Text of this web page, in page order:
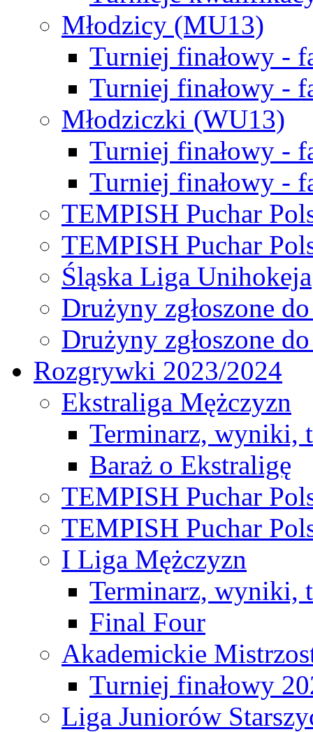
Młodzicy (MU13)
Turniej finałowy -
Turniej finałowy -
Młodziczki (WU13)
Turniej finałowy -
Turniej finałowy -
TEMPISH Puchar
TEMPISH Puchar
Śląska Liga Unihokeja
Drużyny zgłoszone
Drużyny zgłoszone
Rozgrywki 2023/2024
Ekstraliga Mężczyzn
Terminarz, wyniki,
Baraż o Ekstraligę
TEMPISH Puchar
TEMPISH Puchar
I Liga Mężczyzn
Terminarz, wyniki,
Final Four
Akademickie
Turniej finałowy
Liga Juniorów